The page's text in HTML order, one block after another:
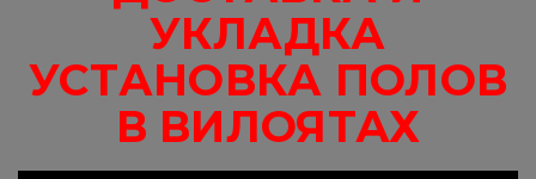
УКЛАДКА
УСТАНОВКА ПОЛОВ
В ВИЛОЯТАХ